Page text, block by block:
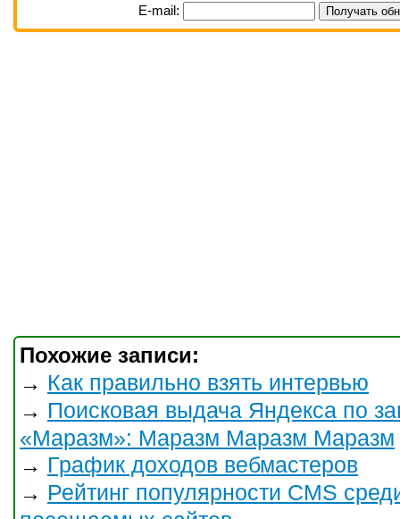
E-mail:
Похожие записи:
→ Как правильно взять интервью
→ Поисковая выдача Яндекса по
«Маразм»: Маразм Маразм Маразм
→ График доходов вебмастеров
→ Рейтинг популярности CMS